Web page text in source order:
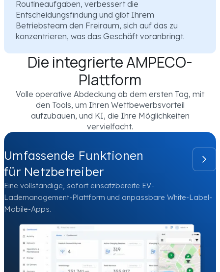
Routineaufgaben, verbessert die
Entscheidungsfindung und gibt Ihrem
Betriebsteam den Freiraum, sich auf das zu
konzentrieren, was das Geschäft voranbringt.
Die integrierte AMPECO-
Plattform
Volle operative Abdeckung ab dem ersten Tag, mit
den Tools, um Ihren Wettbewerbsvorteil
aufzubauen, und KI, die Ihre Möglichkeiten
vervielfacht.
Umfassende Funktionen
für Netzbetreiber
Eine vollständige, sofort einsatzbereite EV-
Lademanagement-Plattform und anpassbare White-Label-
Mobile-Apps.